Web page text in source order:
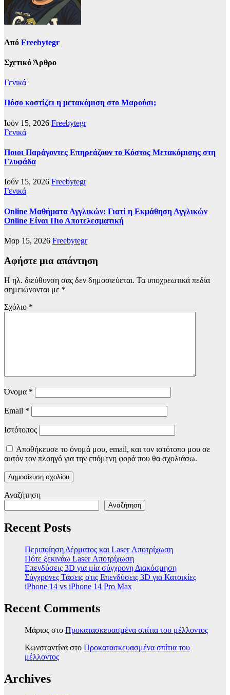
Από Freebytegr
Σχετικό Άρθρο
Γενικά
Πόσο κοστίζει η μετακόμιση στο Μαρούσι;
Ιούν 15, 2026 Freebytegr
Γενικά
Ποιοι Παράγοντες Επηρεάζουν το Κόστος Μετακόμισης στη
Γλυφάδα
Ιούν 15, 2026 Freebytegr
Γενικά
Online Μαθήματα Αγγλικών: Γιατί η Εκμάθηση Αγγλικών
Online Είναι Πιο Αποτελεσματική
Μαρ 15, 2026 Freebytegr
Αφήστε μια απάντηση
Η ηλ. διεύθυνση σας δεν δημοσιεύεται. Τα υποχρεωτικά πεδία
σημειώνονται με *
Σχόλιο *
Όνομα *
Email *
Ιστότοπος
Αποθήκευσε το όνομά μου, email, και τον ιστότοπο μου σε
αυτόν τον πλοηγό για την επόμενη φορά που θα σχολιάσω.
Αναζήτηση
Αναζήτηση
Recent Posts
Περιποίηση Δέρματος και Laser Αποτρίχωση
Πότε ξεκινάω Laser Αποτρίχωση
Επενδύσεις 3D για μία σύγχρονη Διακόσμηση
Σύγχρονες Τάσεις στις Επενδύσεις 3D για Κατοικίες
iPhone 14 vs iPhone 14 Pro Max
Recent Comments
Μάριος στο Προκατασκευασμένα σπίτια του μέλλοντος
Κωνσταντίνα στο Προκατασκευασμένα σπίτια του
μέλλοντος
Archives